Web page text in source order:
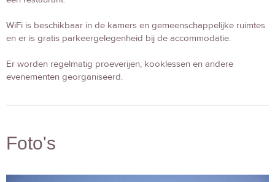
WiFi is beschikbaar in de kamers en gemeenschappelijke ruimtes
en er is gratis parkeergelegenheid bij de accommodatie.
Er worden regelmatig proeverijen, kooklessen en andere
evenementen georganiseerd.
Foto's